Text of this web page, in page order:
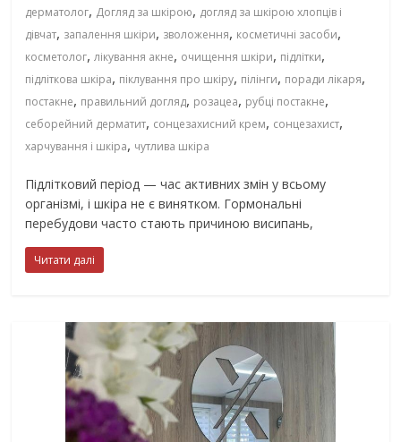
дерматолог, Догляд за шкірою, догляд за шкірою хлопців і
дівчат, запалення шкіри, зволоження, косметичні засоби,
косметолог,лікування акне, очищення шкіри, підлітки,
підліткова шкіра, піклування про шкіру, пілінги, поради лікаря,
постакне, правильний догляд, розацеа, рубці постакне,
себорейний дерматит, сонцезахисний крем, сонцезахист,
харчування і шкіра, чутлива шкіра
Підлітковий період — час активних змін у всьому
організмі, і шкіра не є винятком. Гормональні
перебудови часто стають причиною висипань,
Читати далі